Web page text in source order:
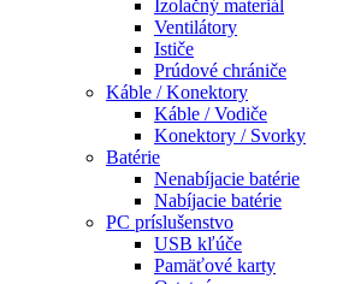
Izolačný materiál
Ventilátory
Ističe
Prúdové chrániče
Káble / Konektory
Káble / Vodiče
Konektory / Svorky
Batérie
Nenabíjacie batérie
Nabíjacie batérie
PC príslušenstvo
USB kľúče
Pamäťové karty